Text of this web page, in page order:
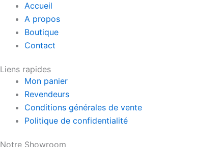
Accueil
A propos
Boutique
Contact
Liens rapides
Mon panier
Revendeurs
Conditions générales de vente
Politique de confidentialité
Notre Showroom